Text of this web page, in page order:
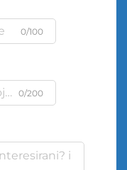
0/100
0/200